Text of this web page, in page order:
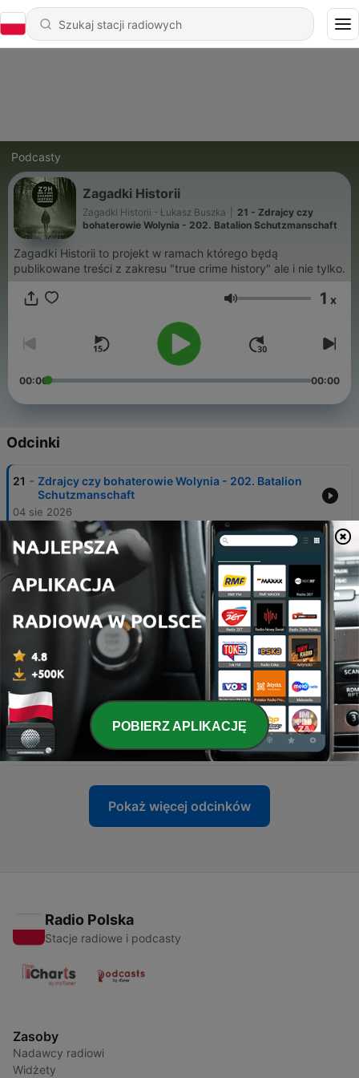
Podcasty
Zagadki Historii
Zagadki Historii - Łukasz Buszka
21 - Zdrajcy czy
bohaterowie Wolynia - 202. Batalion Schutzmanschaft
Zagadki Historii to projekt w ramach którego będą
publikowane treści z zakresu "true crime history" ale i nie tylko.
Głośność 1 x
00:00 00:00
Odcinki
21 - Zdrajcy czy bohaterowie Wolynia - 202. Batalion
Schutzmanschaft
04 sie 2026
20 - Bela Kiss - potwór z Cinkoty
28 gru 2025
19 -
Niemieccy generałowie zlikwidowani przez
21 gru 2025
18 - Gabare - zapomniana katastrofa w której zgineli
polacy - ZAGADKI HISTORII
17 - Belle Gunness - Najokrutniejsza morderczyni
ameryki - ZAGADKI HISTORII
07 wrz 2025
Pokaż więcej odcinków
Radio Polska
Stacje radiowe i podcasty
Zasoby
Nadawcy radiowi
Widżety
POBIERZ APLIKACJĘ